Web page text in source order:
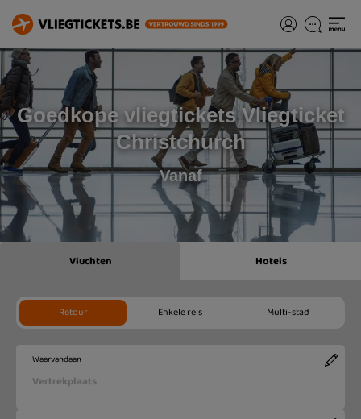
Goedkope vliegtickets Vliegticket
Christchurch
Vanaf